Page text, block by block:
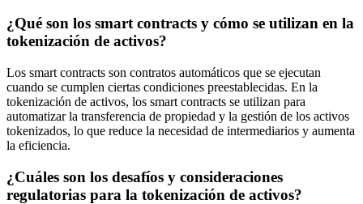
¿Qué son los smart contracts y cómo se utilizan en la
tokenización de activos?
Los smart contracts son contratos automáticos que se ejecutan
cuando se cumplen ciertas condiciones preestablecidas. En la
tokenización de activos, los smart contracts se utilizan para
automatizar la transferencia de propiedad y la gestión de los activos
tokenizados, lo que reduce la necesidad de intermediarios y aumenta
la eficiencia.
¿Cuáles son los desafíos y consideraciones
regulatorias para la tokenización de activos?